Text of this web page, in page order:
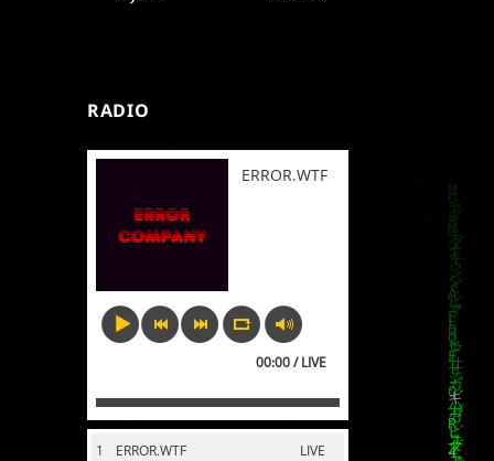
RADIO
ERROR.WTF
00:00 / LIVE
1 LIVE
ERROR.WTF